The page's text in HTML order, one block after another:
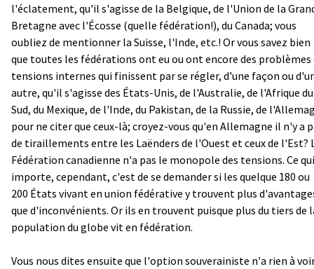
l'éclatement, qu'il s'agisse de la Belgique, de l'Union de la
Bretagne avec l'Écosse (quelle fédération!), du Canada; vous
oubliez de mentionner la Suisse, l'Inde, etc.! Or vous savez bien
que toutes les fédérations ont eu ou ont encore des problèmes
tensions internes qui finissent par se régler, d'une façon ou
autre, qu'il s'agisse des États-Unis, de l'Australie, de l'Afrique du
Sud, du Mexique, de l'Inde, du Pakistan, de la Russie, de
pour ne citer que ceux-là; croyez-vous qu'en Allemagne il n'y a
de tiraillements entre les Laënders de l'Ouest et ceux de l'Est?
Fédération canadienne n'a pas le monopole des tensions. Ce qui
importe, cependant, c'est de se demander si les quelque 180 ou
200 États vivant en union fédérative y trouvent plus
que d'inconvénients. Or ils en trouvent puisque plus du tiers de
population du globe vit en fédération.
Vous nous dites ensuite que l'option souverainiste n'a rien à